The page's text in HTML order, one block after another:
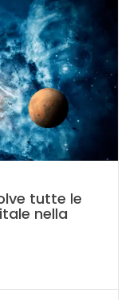
tutte le
nella